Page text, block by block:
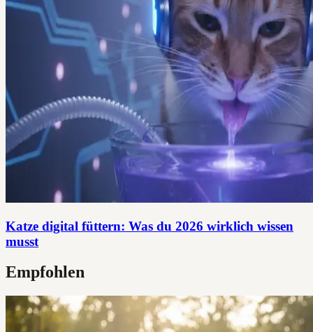
Katze digital füttern: Was du 2026 wirklich wissen
musst
Empfohlen